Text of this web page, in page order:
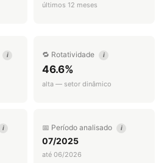
últimos 12 meses
i 🔁 Rotatividade i
46.6%
alta — setor dinâmico
i 📅 Período analisado i
07/2025
até 06/2026